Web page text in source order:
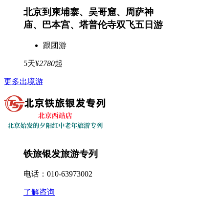
北京到柬埔寨、吴哥窟、周萨神
庙、巴本宫、塔普伦寺双飞五日游
跟团游
5天¥2780起
更多出境游
铁旅银发旅游专列
电话：010-63973002
了解咨询